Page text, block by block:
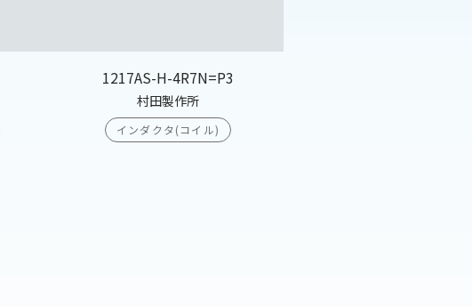
1217AS-H-4R7N=P3
村田製作所
インダクタ(コイル)